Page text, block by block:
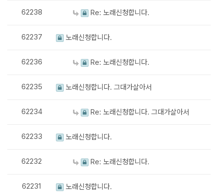
62238 Re: 노래신청합니다.
62237 노래신청합니다.
62236 Re: 노래신청합니다.
62235 노래신청합니다. 그대가살아서
62234 Re: 노래신청합니다. 그대가살아서
62233 노래신청합니다.
62232 Re: 노래신청합니다.
62231 노래신청합니다.